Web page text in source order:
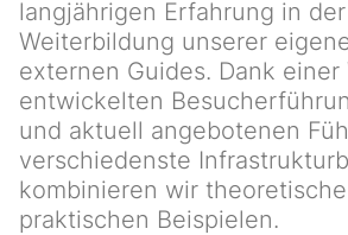
langjährigen Erfahrung in
Weiterbildung unserer
externen Guides. Dank einer
entwickelten
und aktuell angebotenen
verschiedenste
kombinieren wir
praktischen Beispielen.